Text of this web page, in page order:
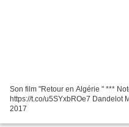
Son film "Retour en Algérie " ***
https://t.co/u5SYxbROe7 Dandelot
2017